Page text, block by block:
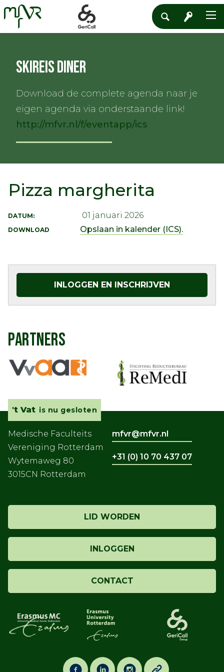
Skireis diner
Download de complete agenda naar je
eigen agenda via onderstaande link!
http://mfvr.nl/f/eventapp/ics
Pizza margherita
DATUM: 01 januari 2026
DOWNLOAD Opslaan in kalender (ICS).
INLOGGEN EN INSCHRIJVEN
PARTNERS
't Vat is nu gesloten
Medische Faculteits
Vereniging Rotterdam
Wytemaweg 80
3015CN Rotterdam
LID WORDEN
INLOGGEN
CONTACT
mfvr@mfvr.nl
+31 (0) 10 70 437 07